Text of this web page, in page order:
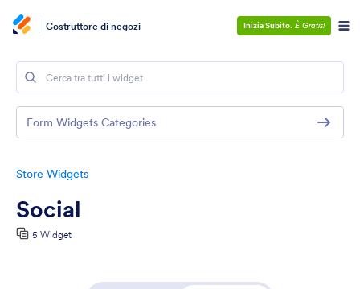
Costruttore di negozi Inizia Subito. È Gratis!
Store Widgets
Social
5 Widget
Form Widgets Categories